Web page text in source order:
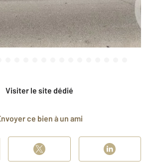
Visiter le site dédié
Envoyer ce bien à un ami